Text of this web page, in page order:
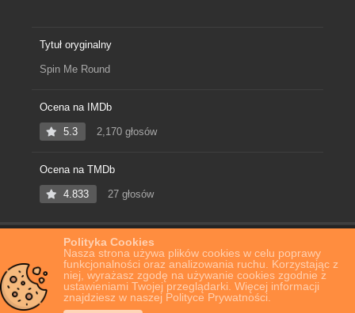
Polityka Cookies
Nasza strona używa plików cookies w celu poprawy
funkcjonalności oraz analizowania ruchu. Korzystając z
niej, wyrażasz zgodę na używanie cookies zgodnie z
ustawieniami Twojej przeglądarki. Więcej informacji
znajdziesz w naszej Polityce Prywatności.
Tytuł oryginalny
Spin Me Round
Ocena na IMDb
5.3 2,170 głosów
Ocena na TMDb
4.833 27 głosów
Film Online Spin Me Round